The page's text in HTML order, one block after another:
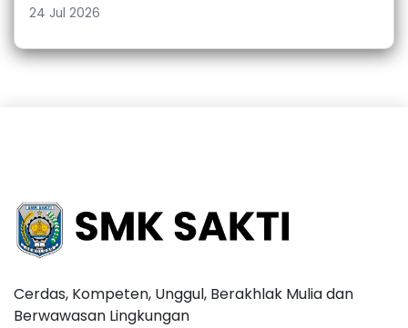
24 Jul 2026
Cerdas, Kompeten, Unggul, Berakhlak Mulia dan
Berwawasan Lingkungan